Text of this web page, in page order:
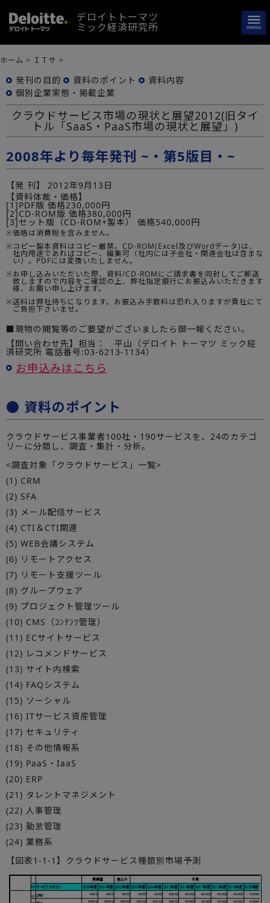
デロイトトーマツ
ミック経済研究所
ホーム > ＩＴサ >
発刊の目的 資料のポイント
資料内容
個別企業実態・掲載企業
クラウドサービス市場の現状と展望2012(旧タイ
トル「SaaS・PaaS市場の現状と展望」)
2008年より毎年発刊 ~・第5版目・~
【発 刊】
2012年9月13日
【資料体裁・価格】
[1]PDF版 価格230,000円
[2]CD-ROM版 価格380,000円
[3]セット版（CD-ROM+製本） 価格540,000円
※価格は消費税を含みません。
※コピー製本資料はコピー厳禁。CD-ROM(Excel及びWordデータ)は、
社内用途であればコピー、編集可（社内には子会社・関連会社は含まな
い）。PDFには変換いたしません。
※お申し込みいただいた際、資料/CD-ROMにご請求書を同封してご郵送
致しますので内容をご確認の上、弊社指定銀行にお振込みいただきます
様、お願い申し上げます。
※送料は弊社持ちになります。お振込み手数料は恐れ入りますが貴社にて
ご負担下さいませ。
■現物の閲覧等のご要望がございましたら御一報ください。
【問い合わせ先】担当： 平山（デロイト トーマツ ミック経
済研究所 電話番号:03-6213-1134）
お申込みはこちら
● 資料のポイント
クラウドサービス事業者100社・190サービスを、24のカテゴ
リーに分類し、調査・集計・分析。
<調査対象「クラウドサービス」一覧>
(1) CRM
(2) SFA
(3) メール配信サービス
(4) CTI＆CTI関連
(5) WEB会議システム
(6) リモートアクセス
(7) リモート支援ツール
(8) グループウェア
(9) プロジェクト管理ツール
(10) CMS（ｺﾝﾃﾝﾂ管理）
(11) ECサイトサービス
(12) レコメンドサービス
(13) サイト内検索
(14) FAQシステム
(15) ソーシャル
(16) ITサービス資産管理
(17) セキュリティ
(18) その他情報系
(19) PaaS・IaaS
(20) ERP
(21) タレントマネジメント
(22) 人事管理
(23) 勤怠管理
(24) 業務系
【図表1-1-1】クラウドサービス種類別市場予測